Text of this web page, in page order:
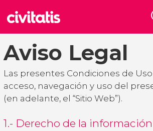
Aviso Legal
Las presentes Condiciones de
acceso, navegación y uso del
(en adelante, el “Sitio Web”).
1.- Derecho de la información